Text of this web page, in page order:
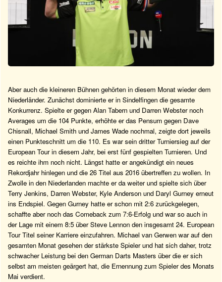
Aber auch die kleineren Bühnen gehörten in diesem Monat wieder dem
Niederländer. Zunächst dominierte er in Sindelfingen die gesamte
Konkurrenz. Spielte er gegen Alan Tabern und Darren Webster noch
Averages um die 104 Punkte, erhöhte er das Pensum gegen Dave
Chisnall, Michael Smith und James Wade nochmal, zeigte dort jeweils
einen Punkteschnitt um die 110. Es war sein dritter Turniersieg auf der
European Tour in diesem Jahr, bei erst fünf gespielten Turnieren. Und
es reichte ihm noch nicht. Längst hatte er angekündigt ein neues
Rekordjahr hinlegen und die 26 Titel aus 2016 übertreffen zu wollen. In
Zwolle in den Niederlanden machte er da weiter und spielte sich über
Terry Jenkins, Darren Webster, Kyle Anderson und Daryl Gurney erneut
ins Endspiel. Gegen Gurney hatte er schon mit 2:6 zurückgelegen,
schaffte aber noch das Comeback zum 7:6-Erfolg und war so auch in
der Lage mit einem 8:5 über Steve Lennon den insgesamt 24. European
Tour Titel seiner Karriere einzufahren. Michael van Gerwen war auf den
gesamten Monat gesehen der stärkste Spieler und hat sich daher, trotz
schwacher Leistung bei den German Darts Masters über die er sich
selbst am meisten geärgert hat, die Ernennung zum Spieler des Monats
Mai verdient.